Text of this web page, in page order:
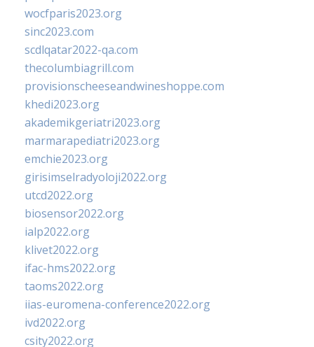
wocfparis2023.org
sinc2023.com
scdlqatar2022-qa.com
thecolumbiagrill.com
provisionscheeseandwineshoppe.com
khedi2023.org
akademikgeriatri2023.org
marmarapediatri2023.org
emchie2023.org
girisimselradyoloji2022.org
utcd2022.org
biosensor2022.org
ialp2022.org
klivet2022.org
ifac-hms2022.org
taoms2022.org
iias-euromena-conference2022.org
ivd2022.org
csity2022.org